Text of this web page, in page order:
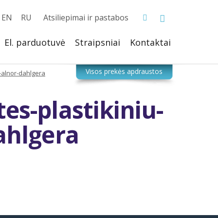
Atsiliepimai ir pastabos
EN RU
El. parduotuvė Straipsniai Kontaktai
dahlgera
plastikiniu-